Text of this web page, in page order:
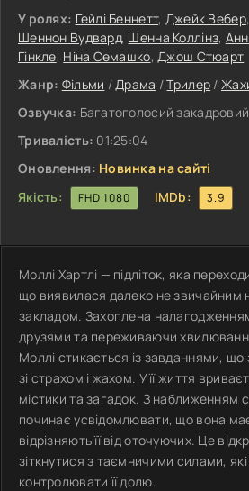
У ролях: Гейлі Беннетт, Джейк Вебер,
Шеннон Вудвард, Шенна Коллінз,
Гінкле, Ніна Семашко,Джош Стюарт
Жанр: Фільми /Драма /Трилер /
Озвучка: Багатоголосий
Тривалість: 01:25:04
Оновлення: Новинка на сайті
Якість:
FHD 1080 IMDb: 3.9
Моллі Хартлі — підліток, яка
що виявилася далеко не звичайним
закладом. Захоплена
друзями та переживаючи
Моллі стикається із завданнями, що
зі страхом і жахом. У її життя
містики та загадок. З наближенням
починає усвідомлювати, що вона
відрізняють її від оточуючих. Це
зіткнутися з таємничими силами,
контролювати її долю.